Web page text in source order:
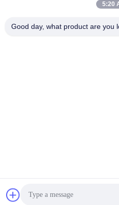
Proveedor. Derecho de autor
MACHINERY CO.,LTD.
5:20
Good day, what product are you